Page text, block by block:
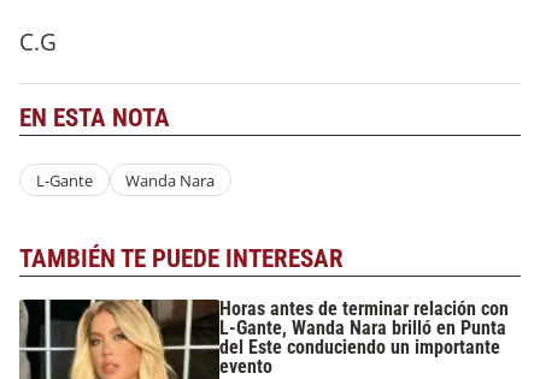
C.G
EN ESTA NOTA
L-Gante Wanda Nara
TAMBIÉN TE PUEDE INTERESAR
Horas antes de terminar relación con
L-Gante, Wanda Nara brilló en Punta
del Este conduciendo un importante
evento